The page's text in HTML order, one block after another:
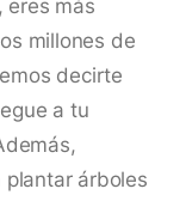
eres más
millones de
decirte
a tu
árboles